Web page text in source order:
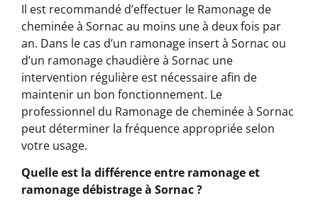
Il est recommandé d’effectuer le Ramonage de
cheminée à Sornac au moins une à deux fois par
an. Dans le cas d’un ramonage insert à Sornac ou
d’un ramonage chaudière à Sornac une
intervention régulière est nécessaire afin de
maintenir un bon fonctionnement. Le
professionnel du Ramonage de cheminée à Sornac
peut déterminer la fréquence appropriée selon
votre usage.
Quelle est la différence entre ramonage et
ramonage débistrage à Sornac ?